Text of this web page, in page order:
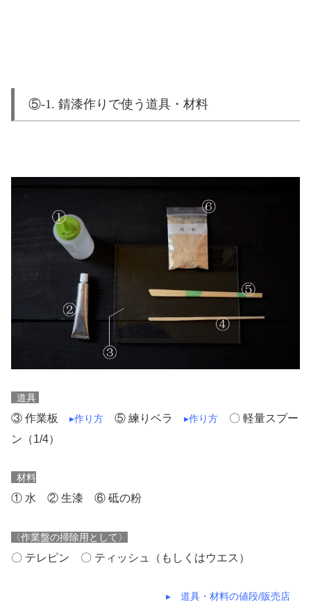
⑤-1. 錆漆作りで使う道具・材料
道具
③ 作業板 ▸作り方 ⑤ 練りベラ ▸作り方 〇 軽量スプー
ン（1/4）
材料
① 水 ② 生漆 ⑥ 砥の粉
〈作業盤の掃除用として〉
〇 テレピン 〇 ティッシュ（もしくはウエス）
▸ 道具・材料の値段/販売店